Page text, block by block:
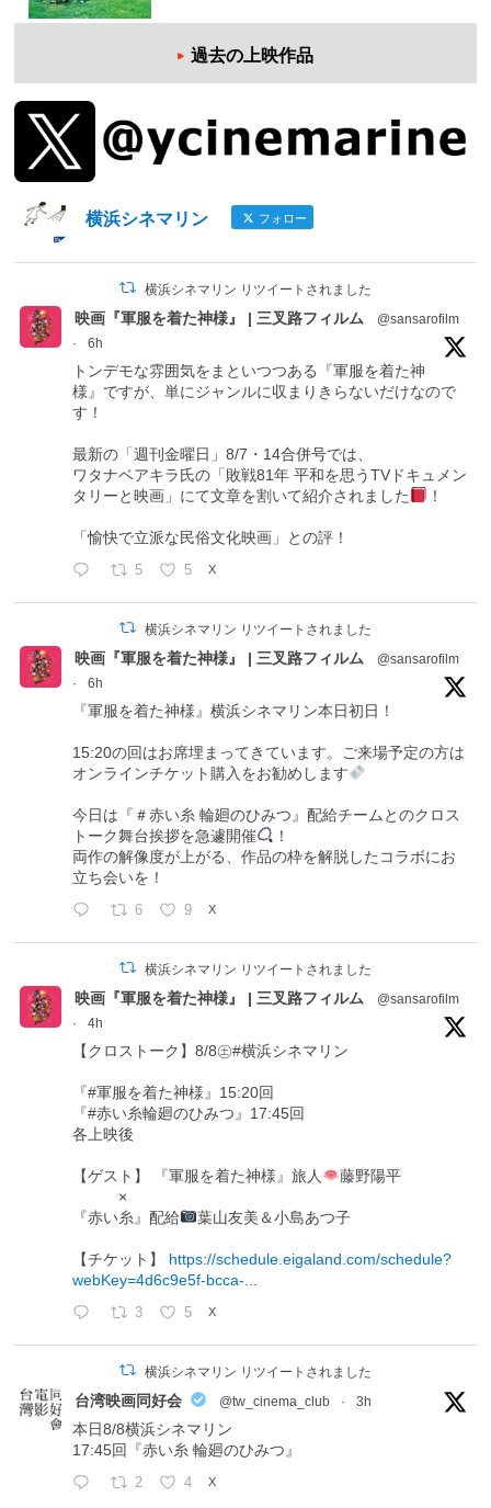
過去の上映作品
横浜シネマリン フォロー
横浜シネマリン リツイートされました
映画『軍服を着た神様』 | 三叉路フィルム
@sansarofilm
·
6h
トンデモな雰囲気をまといつつある『軍服を着た神
様』ですが、単にジャンルに収まりきらないだけなので
す！
最新の「週刊金曜日」8/7・14合併号では、
ワタナベアキラ氏の「敗戦81年 平和を思うTVドキュメン
タリーと映画」にて文章を割いて紹介されました
！
「愉快で立派な民俗文化映画」との評！
5 5 X
横浜シネマリン リツイートされました
映画『軍服を着た神様』 | 三叉路フィルム
@sansarofilm
·
6h
『軍服を着た神様』横浜シネマリン本日初日！
15:20の回はお席埋まってきています。ご来場予定の方は
オンラインチケット購入をお勧めします
今日は『＃赤い糸 輪廻のひみつ』配給チームとのクロス
トーク舞台挨拶を急遽開催
！
両作の解像度が上がる、作品の枠を解脱したコラボにお
立ち会いを！
6 9 X
横浜シネマリン リツイートされました
映画『軍服を着た神様』 | 三叉路フィルム
@sansarofilm
·
4h
【クロストーク】8/8㊏#横浜シネマリン
『#軍服を着た神様』15:20回
『#赤い糸輪廻のひみつ』17:45回
各上映後
【ゲスト】 『軍服を着た神様』旅人
藤野陽平
×
『赤い糸』配給
葉山友美＆小島あつ子
【チケット】 https://schedule.eigaland.com/schedule?
webKey=4d6c9e5f-bcca-...
3 5 X
横浜シネマリン リツイートされました
台湾映画同好会 @tw_cinema_club · 3h
本日8/8横浜シネマリン
17:45回『赤い糸 輪廻のひみつ』
2 4 X